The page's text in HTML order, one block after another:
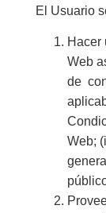
El Usuario
Hacer
Web
de
Web;